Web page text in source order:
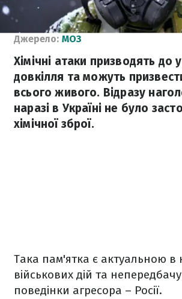
Джерело: МОЗ
Хімічні атаки призводять до
довкілля та можуть
всього живого. Відразу
наразі в Україні не було
хімічної зброї.
Така пам'ятка є актуальною в
військових дій та
поведінки агресора – Росії.